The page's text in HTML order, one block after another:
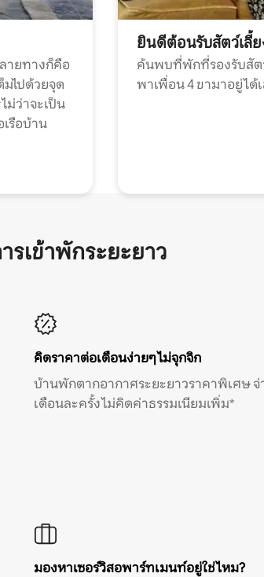
ายทางก็คือ
ไปด้วยจุด
ม่ว่าจะเป็น
รือบ้าน
ยินดีต้อนรับสัตว์เลี้ย
ค้นพบที่พักที่รองรับสัต
พาเพื่อน 4 ขามาอยู่ได้
เข้าพักระยะยาว
คิดราคาต่อเดือนง่ายๆ ไม่จุกจิก
บ้านพักตากอากาศระยะยาวราคาพิเศษ จ่
เดือนละครั้ง ไม่คิดค่าธรรมเนียมเพิ่ม*
มองหาเซอร์วิสอพาร์ทเมนท์อยู่ใช่ไหม?